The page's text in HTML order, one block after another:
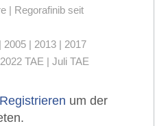
| Regorafinib seit
2005 | 2013 | 2017
TAE | Juli TAE
Registrieren um der